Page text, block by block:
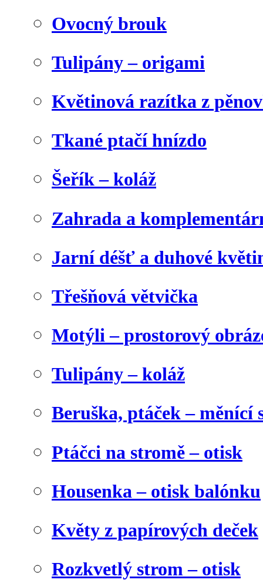
Ovocný brouk
Tulipány – origami
Květinová razítka z
Tkané ptačí hnízdo
Šeřík – koláž
Zahrada a
Jarní déšť a duhové
Třešňová větvička
Motýli – prostorový
Tulipány – koláž
Beruška, ptáček – měnící
Ptáčci na stromě – otisk
Housenka – otisk balónku
Květy z papírových deček
Rozkvetlý strom – otisk